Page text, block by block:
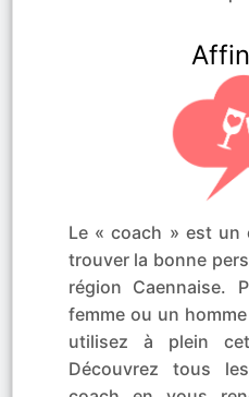
Le « coach » est
trouver la bonne
région Caennaise.
femme ou un
utilisez à plein
Découvrez tous